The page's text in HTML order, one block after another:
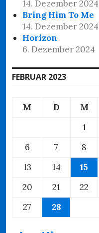
14. Dezember 2024
Bring Him To Me
14. Dezember 2024
Horizon
6. Dezember 2024
FEBRUAR 2023
M D M
1
6
7 8
13
14 15
20
21 22
27
28